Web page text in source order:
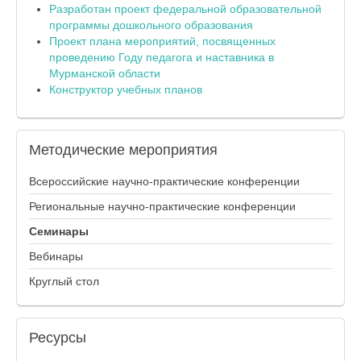
Разработан проект федеральной образовательной
программы дошкольного образования
Проект плана мероприятий, посвященных
проведению Году педагога и наставника в
Мурманской области
Конструктор учебных планов
Методические мероприятия
Всероссийские научно-практические конференции
Региональные научно-практические конференции
Семинары
Вебинары
Круглый стол
Ресурсы